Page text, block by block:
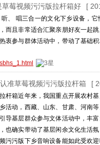
草莓视频污污版拉杆箱好 [
、 唱三合一的文化下乡设备，
而且非常适合汇聚亲朋好友一起
衷参与群体活动中，带动了基础
准草莓视频污污版拉杆箱 [
杆箱近年来，我国重点开展农村
活动，西藏、山东、甘肃、河南
导基层群众参与文体活动中，丰
也确实带动了基层闲余文化生活
污污版下乡音响设备能如此受欢